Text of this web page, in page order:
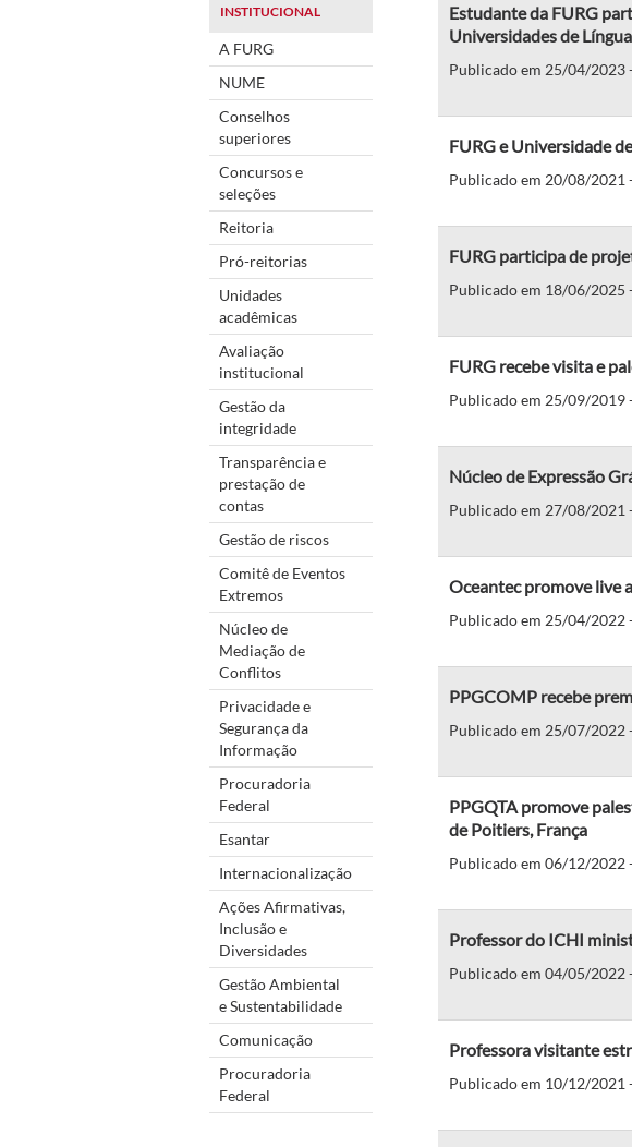
INSTITUCIONAL
A FURG
NUME
Conselhos
superiores
Concursos e
seleções
Reitoria
Pró-reitorias
Unidades
acadêmicas
Avaliação
institucional
Gestão da
integridade
Transparência e
prestação de
contas
Gestão de riscos
Comitê de Eventos
Extremos
Núcleo de
Mediação de
Conflitos
Privacidade e
Segurança da
Informação
Procuradoria
Federal
Esantar
Internacionalização
Ações Afirmativas,
Inclusão e
Diversidades
Gestão Ambiental
e Sustentabilidade
Comunicação
Procuradoria
Federal
Estudante da FURG
Universidades de
Publicado em 25/04/2023
FURG e Universidade
Publicado em 20/08/2021
FURG participa de
Publicado em 18/06/2025
FURG recebe visita e
Publicado em 25/09/2019
Núcleo de Expressão
Publicado em 27/08/2021
Oceantec promove live
Publicado em 25/04/2022
PPGCOMP recebe
Publicado em 25/07/2022
PPGQTA promove
de Poitiers, França
Publicado em 06/12/2022
Professor do ICHI
Publicado em 04/05/2022
Professora visitante
Publicado em 10/12/2021